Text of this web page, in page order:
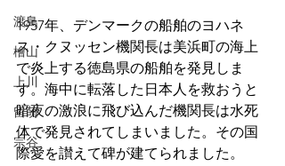
渡島
檜山
上川
留萌
宗谷
1957年、デンマークの船舶のヨハネ
ス・クヌッセン機関長は美浜町の海上
で炎上する徳島県の船舶を発見しま
す。海中に転落した日本人を救おうと
暗夜の激浪に飛び込んだ機関長は水死
体で発見されてしまいました。その国
際愛を讃えて碑が建てられました。